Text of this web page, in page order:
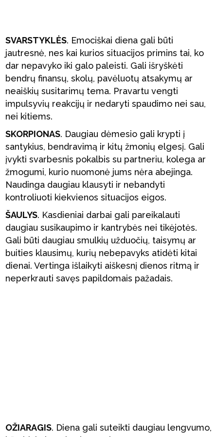
SVARSTYKLĖS. Emociškai diena gali būti
jautresnė, nes kai kurios situacijos primins tai, ko
dar nepavyko iki galo paleisti. Gali išryškėti
bendrų finansų, skolų, pavėluotų atsakymų ar
neaiškių susitarimų tema. Pravartu vengti
impulsyvių reakcijų ir nedaryti spaudimo nei sau,
nei kitiems.
SKORPIONAS. Daugiau dėmesio gali krypti į
santykius, bendravimą ir kitų žmonių elgesį. Gali
įvykti svarbesnis pokalbis su partneriu, kolega ar
žmogumi, kurio nuomonė jums nėra abejinga.
Naudinga daugiau klausyti ir nebandyti
kontroliuoti kiekvienos situacijos eigos.
ŠAULYS. Kasdieniai darbai gali pareikalauti
daugiau susikaupimo ir kantrybės nei tikėjotės.
Gali būti daugiau smulkių užduočių, taisymų ar
buities klausimų, kurių nebepavyks atidėti kitai
dienai. Vertinga išlaikyti aiškesnį dienos ritmą ir
neperkrauti savęs papildomais pažadais.
OŽIARAGIS. Diena gali suteikti daugiau lengvumo,